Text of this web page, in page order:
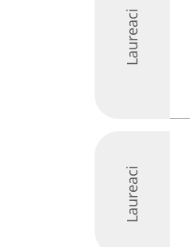
Laureaci
Laureaci